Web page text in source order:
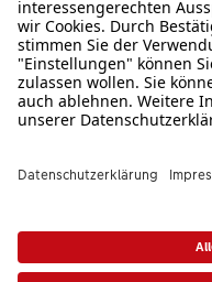
Sortiment
Service
Informationen
Bei Fragen zu Produkten oder
0720 710 789Mo.